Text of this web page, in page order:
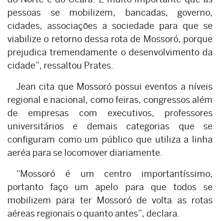
pessoas se mobilizem, bancadas, governo,
cidades, associações a sociedade para que se
viabilize o retorno dessa rota de Mossoró, porque
prejudica tremendamente o desenvolvimento da
cidade”, ressaltou Prates.
Jean cita que Mossoró possui eventos a níveis
regional e nacional, como feiras, congressos além
de empresas com executivos, professores
universitários e demais categorias que se
configuram como um público que utiliza a linha
aeréa para se locomover diariamente.
“Mossoró é um centro importantíssimo,
portanto faço um apelo para que todos se
mobilizem para ter Mossoró de volta as rotas
aéreas regionais o quanto antes”, declara.